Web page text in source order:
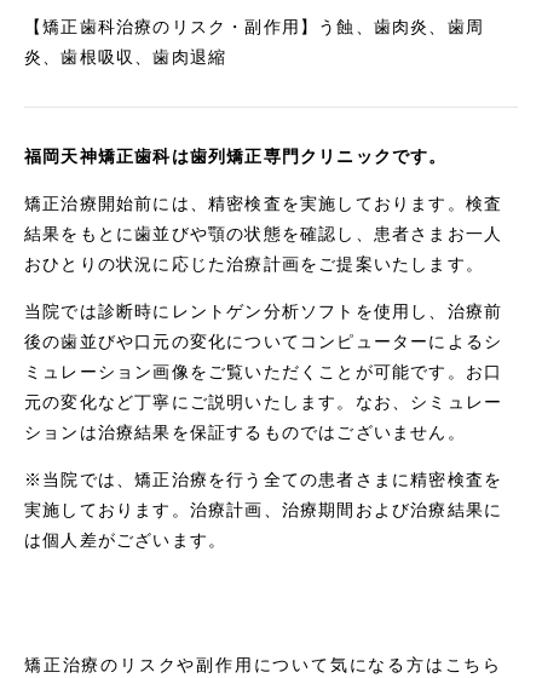
【矯正歯科治療のリスク・副作用】う蝕、歯肉炎、歯周
炎、歯根吸収、歯肉退縮
福岡天神矯正歯科は歯列矯正専門クリニックです。
矯正治療開始前には、精密検査を実施しております。検査
結果をもとに歯並びや顎の状態を確認し、患者さまお一人
おひとりの状況に応じた治療計画をご提案いたします。
当院では診断時にレントゲン分析ソフトを使用し、治療前
後の歯並びや口元の変化についてコンピューターによるシ
ミュレーション画像をご覧いただくことが可能です。お口
元の変化など丁寧にご説明いたします。なお、シミュレー
ションは治療結果を保証するものではございません。
※当院では、矯正治療を行う全ての患者さまに精密検査を
実施しております。治療計画、治療期間および治療結果に
は個人差がございます。
矯正治療のリスクや副作用について気になる方はこちら